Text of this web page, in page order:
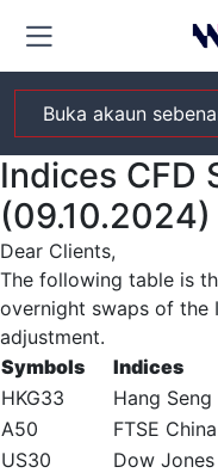
Buka akaun
Indices CFD
(09.10.2024)
Dear Clients,
The following table is
overnight swaps of the
adjustment.
Symbols
Indices
HKG33
Hang Seng
A50
FTSE
US30
Dow